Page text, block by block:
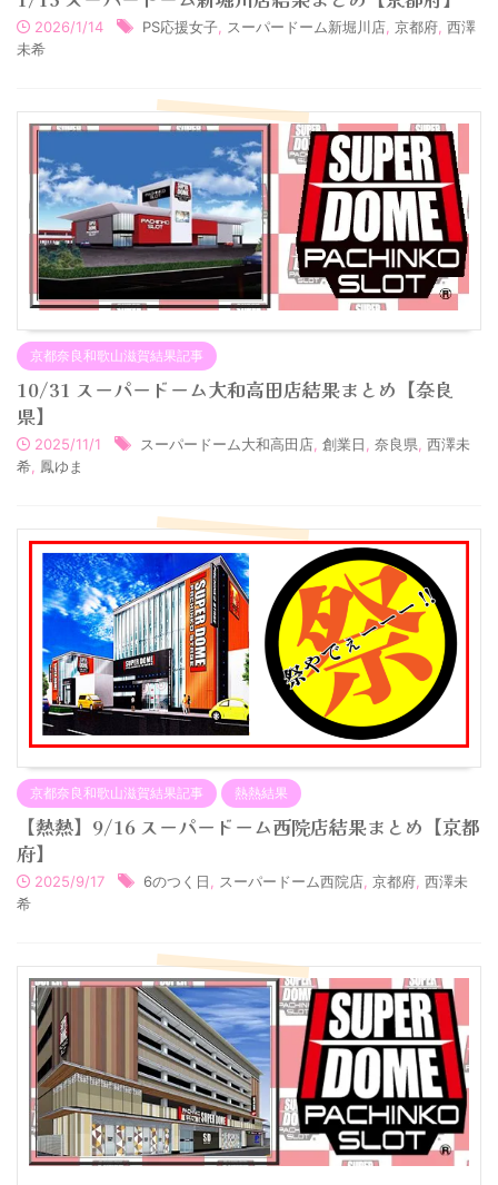
2026/1/14 PS応援女子, スーパードーム新堀川店, 京都府, 西澤
未希
京都奈良和歌山滋賀結果記事
10/31 スーパードーム大和高田店結果まとめ【奈良
県】
2025/11/1 スーパードーム大和高田店 創業日 奈良県 西澤未
希 鳳ゆま
京都奈良和歌山滋賀結果記事 熱熱結果
【熱熱】9/16 スーパードーム西院店結果まとめ【京都
府】
2025/9/17 6のつく日, スーパードーム西院店, 京都府, 西澤未
希